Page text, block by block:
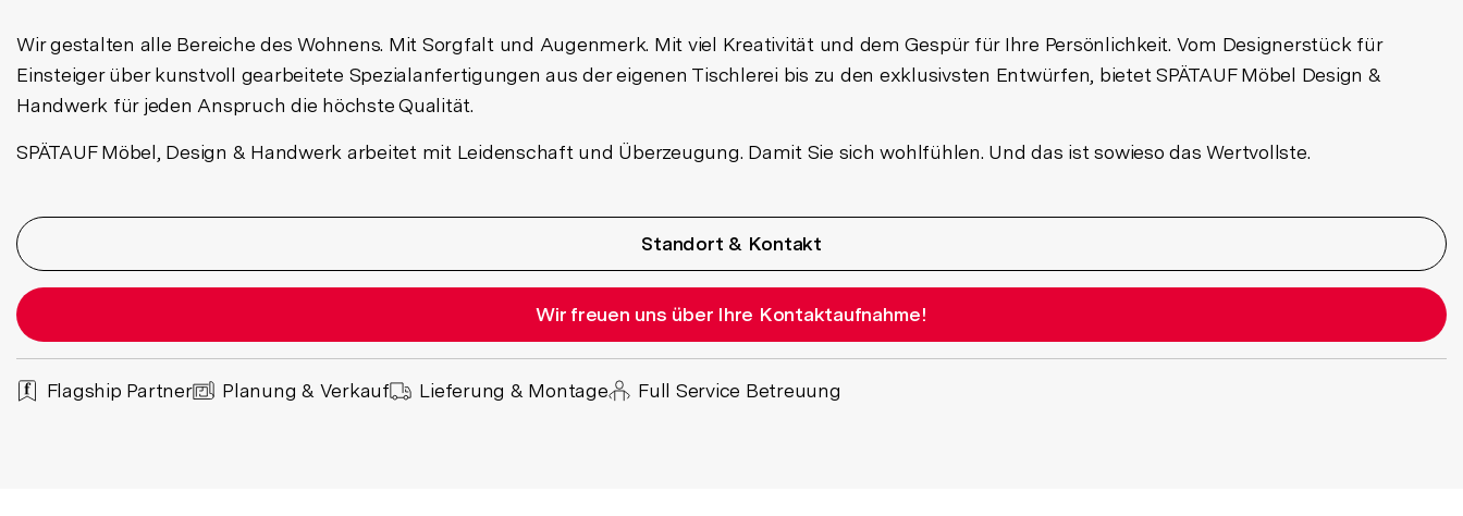
Wir gestalten alle Bereiche des Wohnens. Mit Sorgfalt und Augenmerk. Mit viel Kreativität und dem Gespür für Ihre Persönlichkeit. Vom Designerstück für
Einsteiger über kunstvoll gearbeitete Spezialanfertigungen aus der eigenen Tischlerei bis zu den exklusivsten Entwürfen, bietet SPÄTAUF Möbel Design &
Handwerk für jeden Anspruch die höchste Qualität.
SPÄTAUF Möbel, Design & Handwerk arbeitet mit Leidenschaft und Überzeugung. Damit Sie sich wohlfühlen. Und das ist sowieso das Wertvollste.
Standort & Kontakt
Wir freuen uns über Ihre Kontaktaufnahme!
Flagship Partner Planung & Verkauf Lieferung & Montage Full Service Betreuung